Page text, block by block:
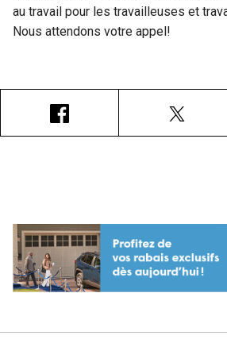
au travail pour les travailleuses et
Nous attendons votre appel!